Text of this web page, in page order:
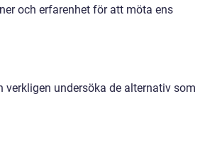
och erfarenhet för att möta ens
undersöka de alternativ som